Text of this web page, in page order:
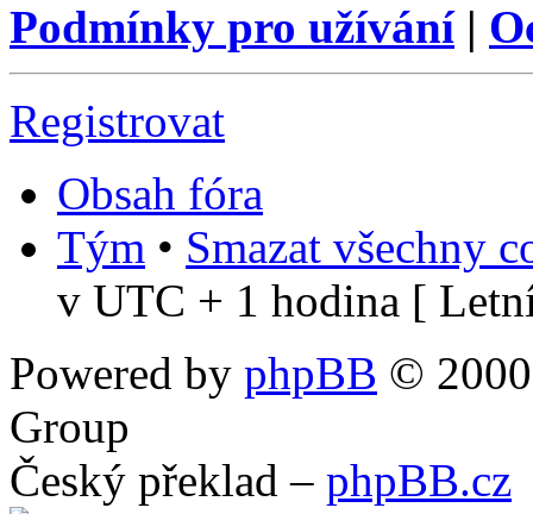
Podmínky pro užívání|
Registrovat
Obsah fóra
Tým • Smazat všechny
v UTC + 1 hodina [
Powered by phpBB ©
Group
Český překlad – phpBB.cz